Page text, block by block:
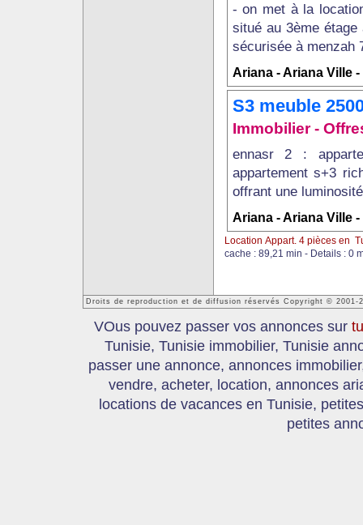
- on met à la
situé au 3ème
sécurisée à menzah
Ariana - Ariana Ville -
S3 meuble
Immobilier -
ennasr 2 :
appartement s+3
offrant une
Ariana - Ariana Ville
Location Appart. 4 pièces en
cache : 89,21 min - Details : 0
Droits de reproduction et de diffusion réservés Copyright © 2001-
VOus pouvez passer vos annonces sur
Tunisie, Tunisie immobilier, Tunisie
passer une annonce, annonces
vendre, acheter, location, annonces
locations de vacances en Tunisie,
petites